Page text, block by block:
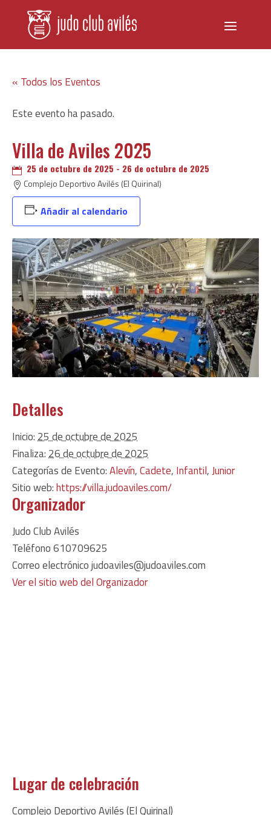
« Todos los Eventos
Este evento ha pasado.
Villa de Aviles 2025
 25 de octubre de 2025 - 26 de octubre de 2025
 Complejo Deportivo Avilés (El Quirinal)
Añadir al calendario
Detalles
Inicio:25 de octubre de 2025
Finaliza:26 de octubre de 2025
Categorías de Evento:Alevín,Cadete, Infantil,Junior
Sitio web:https://villa.judoaviles.com/
Organizador
Judo Club Avilés
Teléfono610709625
Correo electrónicojudoaviles@judoaviles.com
Ver el sitio web del Organizador
Lugar de celebración
Complejo Deportivo Avilés (El Quirinal)